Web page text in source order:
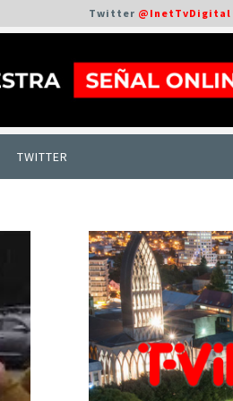
Twitter @InetTvDigital
TWITTER